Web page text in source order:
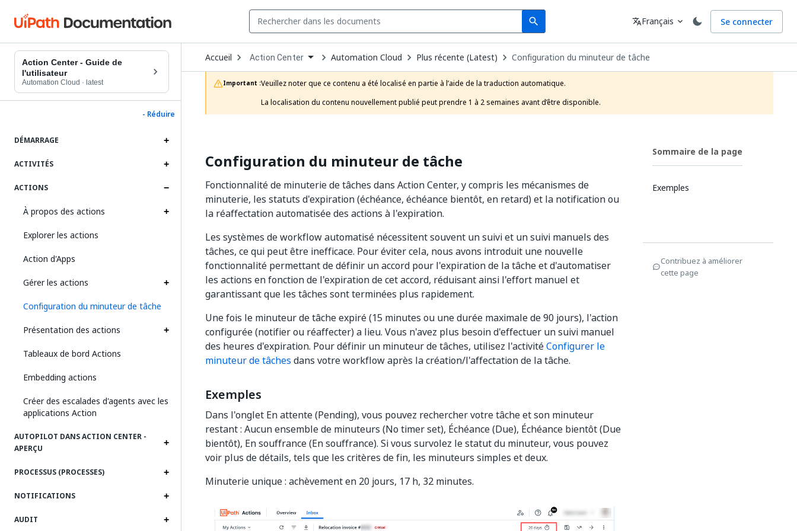
search
Search Langue
translateFrançais expand_more Se connecter
Action Center - Guide de
l'utilisateur
Automation Cloud · latest
- Réduire
DÉMARRAGE
ACTIVITÉS
ACTIONS
À propos des actions
Explorer les actions
Action d'Apps
Gérer les actions
Configuration du minuteur de tâche
Présentation des actions
Tableaux de bord Actions
Embedding actions
Créer des escalades d'agents avec les
applications Action
AUTOPILOT DANS ACTION CENTER -
APERÇU
PROCESSUS (PROCESSES)
NOTIFICATIONS
AUDIT
Accueil Open
Dropdown
to
choose
product
Action Center Automation Cloud Plus récente (Latest) Configuration du minuteur de tâche
Important :Veuillez noter que ce contenu a été localisé en partie à l’aide de la traduction automatique.
La localisation du contenu nouvellement publié peut prendre 1 à 2 semaines avant d’être disponible.
Configuration du minuteur de tâche
Fonctionnalité de minuterie de tâches dans Action Center, y compris les mécanismes de
minuterie, les statuts d'expiration (échéance, échéance bientôt, en retard) et la notification ou
la réaffectation automatisée des actions à l'expiration.
Les systèmes de workflow automatisé nécessitent souvent un suivi et un suivi manuels des
tâches, ce qui peut être inefficace. Pour éviter cela, nous avons introduit une nouvelle
fonctionnalité permettant de définir un accord pour l'expiration de la tâche et d'automatiser
les actions en fonction de l'expiration de cet accord, réduisant ainsi l'effort manuel et
garantissant que les tâches sont terminées plus rapidement.
Une fois le minuteur de tâche expiré (15 minutes ou une durée maximale de 90 jours), l'action
configurée (notifier ou réaffecter) a lieu. Vous n'avez plus besoin d'effectuer un suivi manuel
des heures d'expiration. Pour définir un minuteur de tâches, utilisez l'activitéConfigurer le
minuteur de tâches dans votre workflow après la création/l'affectation de la tâche.
Exemples
Dans l'onglet En attente (Pending), vous pouvez rechercher votre tâche et son minuteur
restant : Aucun ensemble de minuteurs (No timer set), Échéance (Due), Échéance bientôt (Due
bientôt), En souffrance (En souffrance). Si vous survolez le statut du minuteur, vous pouvez
voir plus de détails, tels que les critères de fin, les minuteurs simples et deux.
Minuterie unique : achèvement en 20 jours, 17 h, 32 minutes.
Sommaire de la page
Exemples
Contribuez à améliorer
cette page